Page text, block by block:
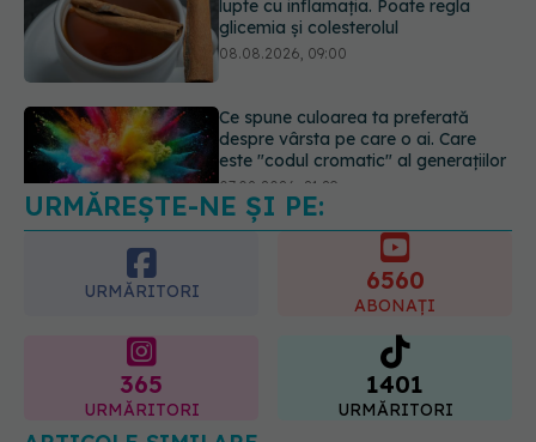
Ce spune culoarea ta preferată
despre vârsta pe care o ai. Care
este "codul cromatic" al generațiilor
Analiza de sânge AST (SGOT): ce
înseamnă rezultatele și când sunt un
semnal de alarmă
08.08.2026, 11:00
URMĂREȘTE-NE ȘI PE:
URMĂRITORI
ABONAȚI
URMĂRITORI
1401
URMĂRITORI
ARTICOLE SIMILARE